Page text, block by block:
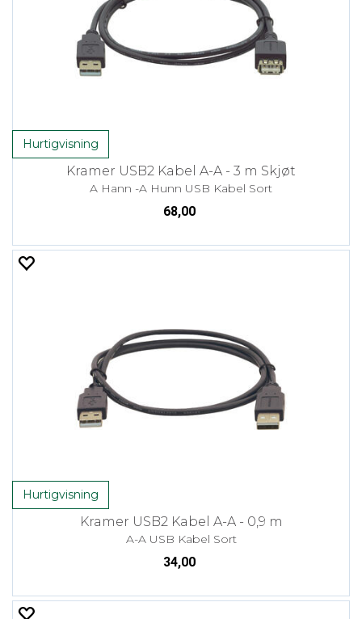
Hurtigvisning
Kramer USB2 Kabel A-A - 3 m Skjøt
A Hann -A Hunn USB Kabel Sort
68,00
Hurtigvisning
Kramer USB2 Kabel A-A - 0,9 m
A-A USB Kabel Sort
34,00